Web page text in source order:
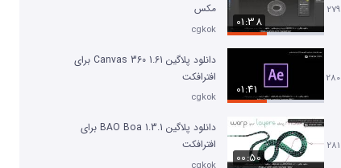
279
01:38
مکس
cgkok
280
01:41
دانلود پلاگین Canvas 360 1.61 برای
افترافکت
cgkok
281
00:50
دانلود پلاگین BAO Boa 1.3.1 برای
افترافکت